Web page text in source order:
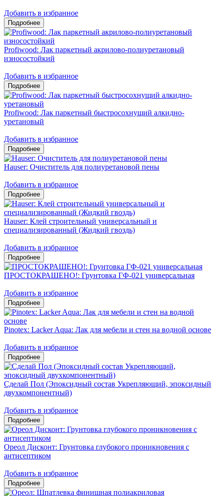
Добавить в избранное
Profiwood: Лак паркетный акрилово-полиуретановый
износостойкий
Добавить в избранное
Profiwood: Лак паркетный быстросохнущий алкидно-
уретановый
Добавить в избранное
Hauser: Очиститель для полиуретановой пены
Добавить в избранное
Hauser: Клей строительный универсальный и
специализированный (Жидкий гвоздь)
Добавить в избранное
ПРОСТОКРАШЕНО!: Грунтовка ГФ-021 универсальная
Добавить в избранное
Pinotex: Lacker Aqua: Лак для мебели и стен на водной основе
Добавить в избранное
Сделай Пол (Эпоксидный состав Укрепляющий, эпоксидный
двухкомпонентный)
Добавить в избранное
Ореол Дисконт: Грунтовка глубокого проникновения с
антисептиком
Добавить в избранное